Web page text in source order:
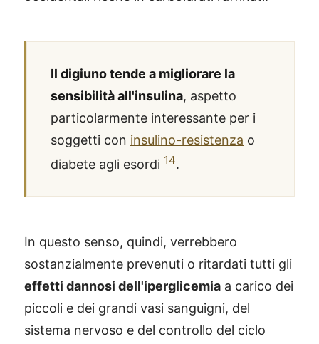
Il digiuno tende a migliorare la
sensibilità all'insulina, aspetto
particolarmente interessante per i
soggetti con insulino-resistenza o
diabete agli esordi 14.
In questo senso, quindi, verrebbero
sostanzialmente prevenuti o ritardati tutti gli
effetti dannosi dell'iperglicemia a carico dei
piccoli e dei grandi vasi sanguigni, del
sistema nervoso e del controllo del ciclo